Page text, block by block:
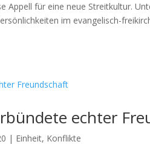
Appell für eine neue Stre­itkul­tur.
im evan­ge­lisch-
echter
| Einheit, Konflikte